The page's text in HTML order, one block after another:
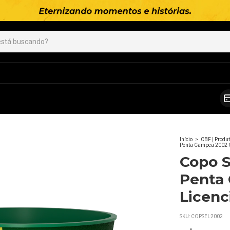
Início >
CBF |
Penta Campeã
Copo
Penta
SKU: COPSEL2002